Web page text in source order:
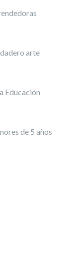
arte
Educación
de 5 años